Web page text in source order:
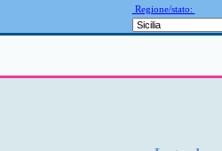
Regione/stato: